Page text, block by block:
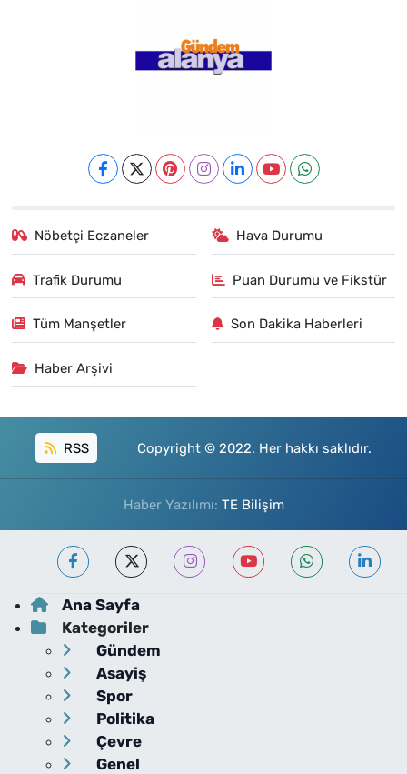
Nöbetçi Eczaneler Hava Durumu
Trafik Durumu Puan Durumu ve Fikstür
Tüm Manşetler Son Dakika Haberleri
Haber Arşivi
RSS Copyright © 2022. Her hakkı saklıdır.
Haber Yazılımı: TE Bilişim
Ana Sayfa
Kategoriler
Gündem
Asayiş
Spor
Politika
Çevre
Genel